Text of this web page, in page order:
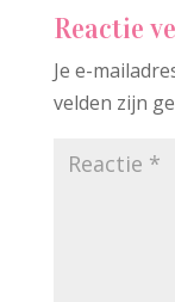
Reactie
Je e-
velden zijn